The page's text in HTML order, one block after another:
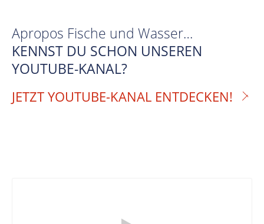
Apropos Fische und Wasser…
KENNST DU SCHON UNSEREN
YOUTUBE-KANAL?
JETZT YOUTUBE-KANAL ENTDECKEN!